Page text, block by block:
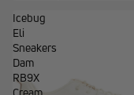
Icebug
Eli
Sneakers
Dam
RB9X